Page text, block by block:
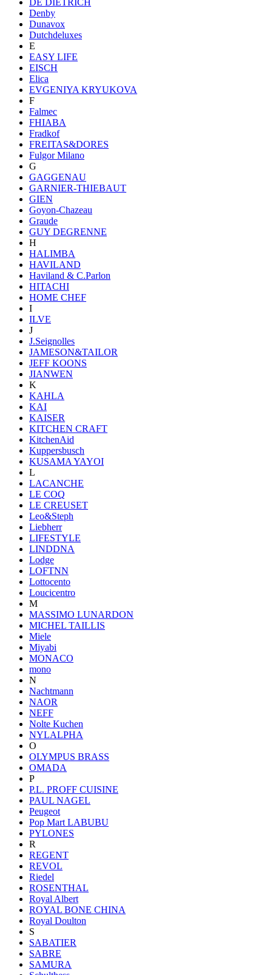
Denby
Dunavox
Dutchdeluxes
E
EASY LIFE
EISCH
Elica
EVGENIYA KRYUKOVA
F
Falmec
FHIABA
Fradkof
FREITAS&DORES
Fulgor Milano
G
GAGGENAU
GARNIER-THIEBAUT
GIEN
Goyon-Chazeau
Graude
GUY DEGRENNE
H
HALIMBA
HAVILAND
Haviland & C.Parlon
HITACHI
HOME CHEF
I
ILVE
J
J.Seignolles
JAMESON&TAILOR
JEFF KOONS
JIANWEN
K
KAHLA
KAI
KAISER
KITCHEN CRAFT
KitchenAid
Kuppersbusch
KUSAMA YAYOI
L
LACANCHE
LE COQ
LE CREUSET
Leo&Steph
Liebherr
LIFESTYLE
LINDDNA
Lodge
LOFTNN
Lottocento
Loucicentro
M
MASSIMO LUNARDON
MICHEL TAILLIS
Miele
Miyabi
MONACO
mono
N
Nachtmann
NAOR
NEFF
Nolte Kuchen
NYLALPHA
O
OLYMPUS BRASS
OMADA
P
P.L. PROFF CUISINE
PAUL NAGEL
Peugeot
Pop Mart LABUBU
PYLONES
R
REGENT
REVOL
Riedel
ROSENTHAL
Royal Albert
ROYAL BONE CHINA
Royal Doulton
S
SABATIER
SABRE
SAMURA